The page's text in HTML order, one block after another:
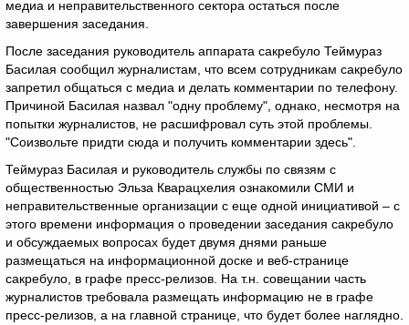
медиа и неправительственного сектора остаться после
завершения заседания.
После заседания руководитель аппарата сакребуло Теймураз
Басилая сообщил журналистам, что всем сотрудникам сакребуло
запретил общаться с медиа и делать комментарии по телефону.
Причиной Басилая назвал "одну проблему", однако, несмотря на
попытки журналистов, не расшифровал суть этой проблемы.
"Соизвольте придти сюда и получить комментарии здесь".
Теймураз Басилая и руководитель службы по связям с
общественностью Эльза Кварацхелия ознакомили СМИ и
неправительственные организации с еще одной инициативой – с
этого времени информация о проведении заседания сакребуло
и обсуждаемых вопросах будет двумя днями раньше
размещаться на информационной доске и веб-странице
сакребуло, в графе пресс-релизов. На т.н. совещании часть
журналистов требовала размещать информацию не в графе
пресс-релизов, а на главной странице, что будет более наглядно.